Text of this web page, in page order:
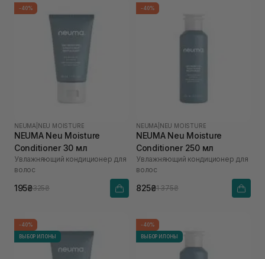
-40%
NEUMA NEU MOISTURE
NEUMA Neu Moisture
Conditioner 30 мл
Увлажняющий кондиционер для
волос
195₴325₴
-40%
NEUMA NEU MOISTURE
NEUMA Neu Moisture
Conditioner 250 мл
Увлажняющий кондиционер для
волос
825₴1 375₴
-40%
ВЫБОР ИЛОНЫ
-40%
ВЫБОР ИЛОНЫ